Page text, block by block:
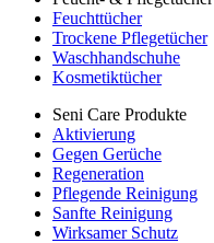
Feuchttücher
Trockene Pflegetücher
Waschhandschuhe
Kosmetiktücher
Seni Care Produkte
Aktivierung
Gegen Gerüche
Regeneration
Pflegende Reinigung
Sanfte Reinigung
Wirksamer Schutz